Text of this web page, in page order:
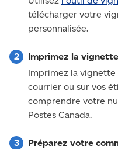
télécharger votre
personnalisée.
Imprimez la vignette
Imprimez la
courrier ou sur vos
comprendre votre
Postes Canada.
Préparez votre